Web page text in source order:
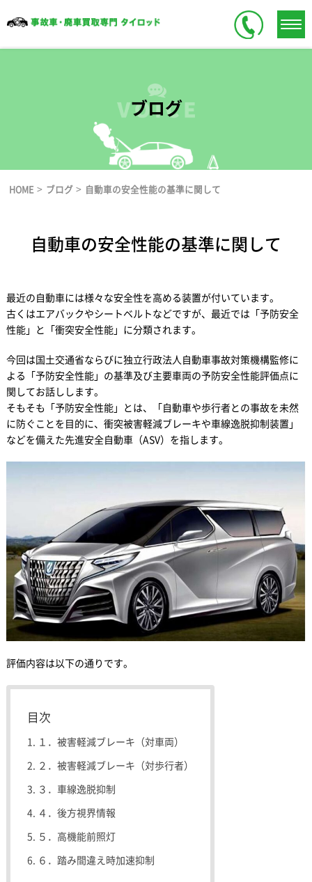
ブログ
HOME > ブログ > 自動車の安全性能の基準に関して
自動車の安全性能の基準に関して
最近の自動車には様々な安全性を高める装置が付いています。
古くはエアバックやシートベルトなどですが、最近では「予防安全
性能」と「衝突安全性能」に分類されます。
今回は国土交通省ならびに独立行政法人自動車事故対策機構監修に
よる「予防安全性能」の基準及び主要車両の予防安全性能評価点に
関してお話しします。
そもそも「予防安全性能」とは、「自動車や歩行者との事故を未然
に防ぐことを目的に、衝突被害軽減ブレーキや車線逸脱抑制装置」
などを備えた先進安全自動車（ASV）を指します。
評価内容は以下の通りです。
目次
１．被害軽減ブレーキ（対車両）
２．被害軽減ブレーキ（対歩行者）
３．車線逸脱抑制
４．後方視界情報
５．高機能前照灯
６．踏み間違え時加速抑制